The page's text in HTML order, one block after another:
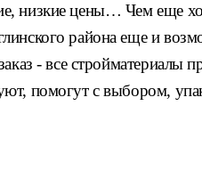
низкие цены… Чем еще
района еще и
- все
помогут с выбором,